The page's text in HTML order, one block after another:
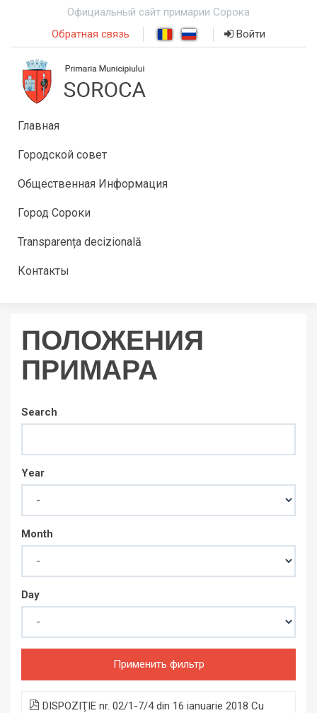
Официальный сайт примарии Сорока
Обратная связь
Войти
Главная
Городской совет
Общественная Информация
Город Сороки
Transparența decizională
Контакты
ПОЛОЖЕНИЯ
ПРИМАРА
Search
Year
Month
Day
Применить фильтр
DISPOZIŢIE nr. 02/1-7/4 din 16 ianuarie 2018 Cu